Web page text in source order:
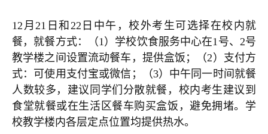
12月21日和22日中午，校外考生可选择在校内就
餐，就餐方式：（1）学校饮食服务中心在1号、2号
教学楼之间设置流动餐车，提供盒饭；（2）支付方
式：可使用支付宝或微信；（3）中午同一时间就餐
人数较多，建议同学们分散就餐，校内考生建议到
食堂就餐或在生活区餐车购买盒饭，避免拥堵。学
校教学楼内各层定点位置均提供热水。